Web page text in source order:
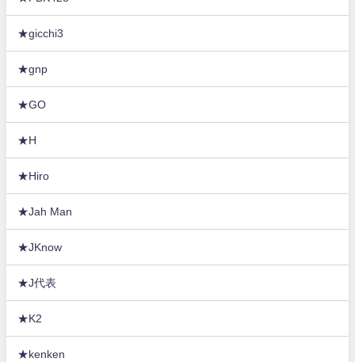
★gicchi3
★gnp
★GO
★H
★Hiro
★Jah Man
★JKnow
★J代表
★K2
★kenken